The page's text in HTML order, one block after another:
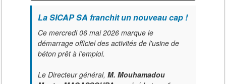
La SICAP SA franchit un nouveau cap !
Ce mercredi 06 mai 2026 marque le
démarrage officiel des activités de l'usine de
béton prêt à l’emploi.
Le Directeur général, M. Mouhamadou